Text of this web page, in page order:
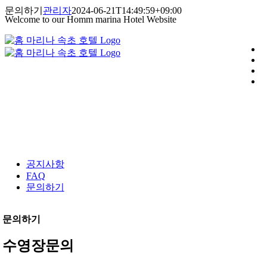
콘
텐
츠
로
건
Welcome to our Homm marina Hotel Website
문의하기 관리자2024-06-21T14:49:59+09:00
공지사항
FAQ
문의하기
문의하기
수영장문의